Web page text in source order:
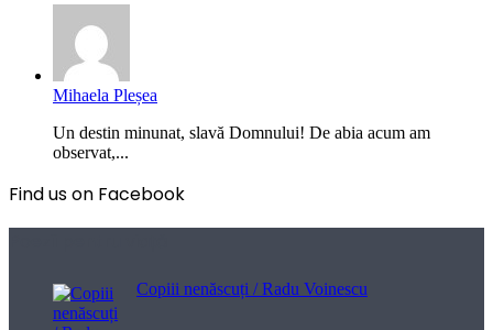
Mihaela Pleșea
Un destin minunat, slavă Domnului! De abia acum am
observat,...
Find us on Facebook
Copiii nenăscuți / Radu Voinescu